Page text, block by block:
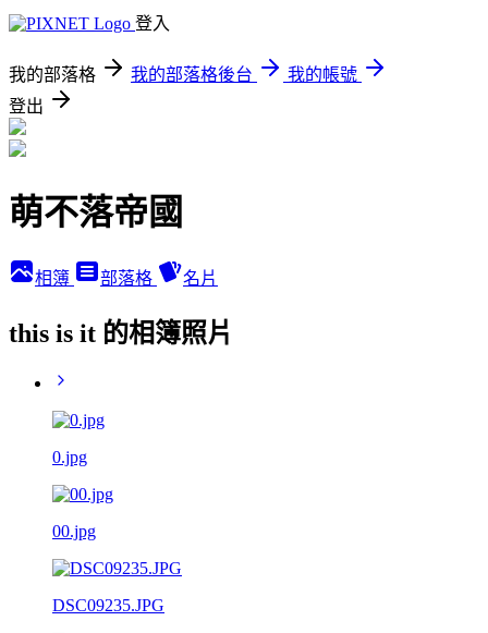
登入
我的部落格 我的部落格後台
我的帳號
登出
萌不落帝國
相簿 部落格 名片
this is it 的相簿照片
0.jpg
00.jpg
DSC09235.JPG